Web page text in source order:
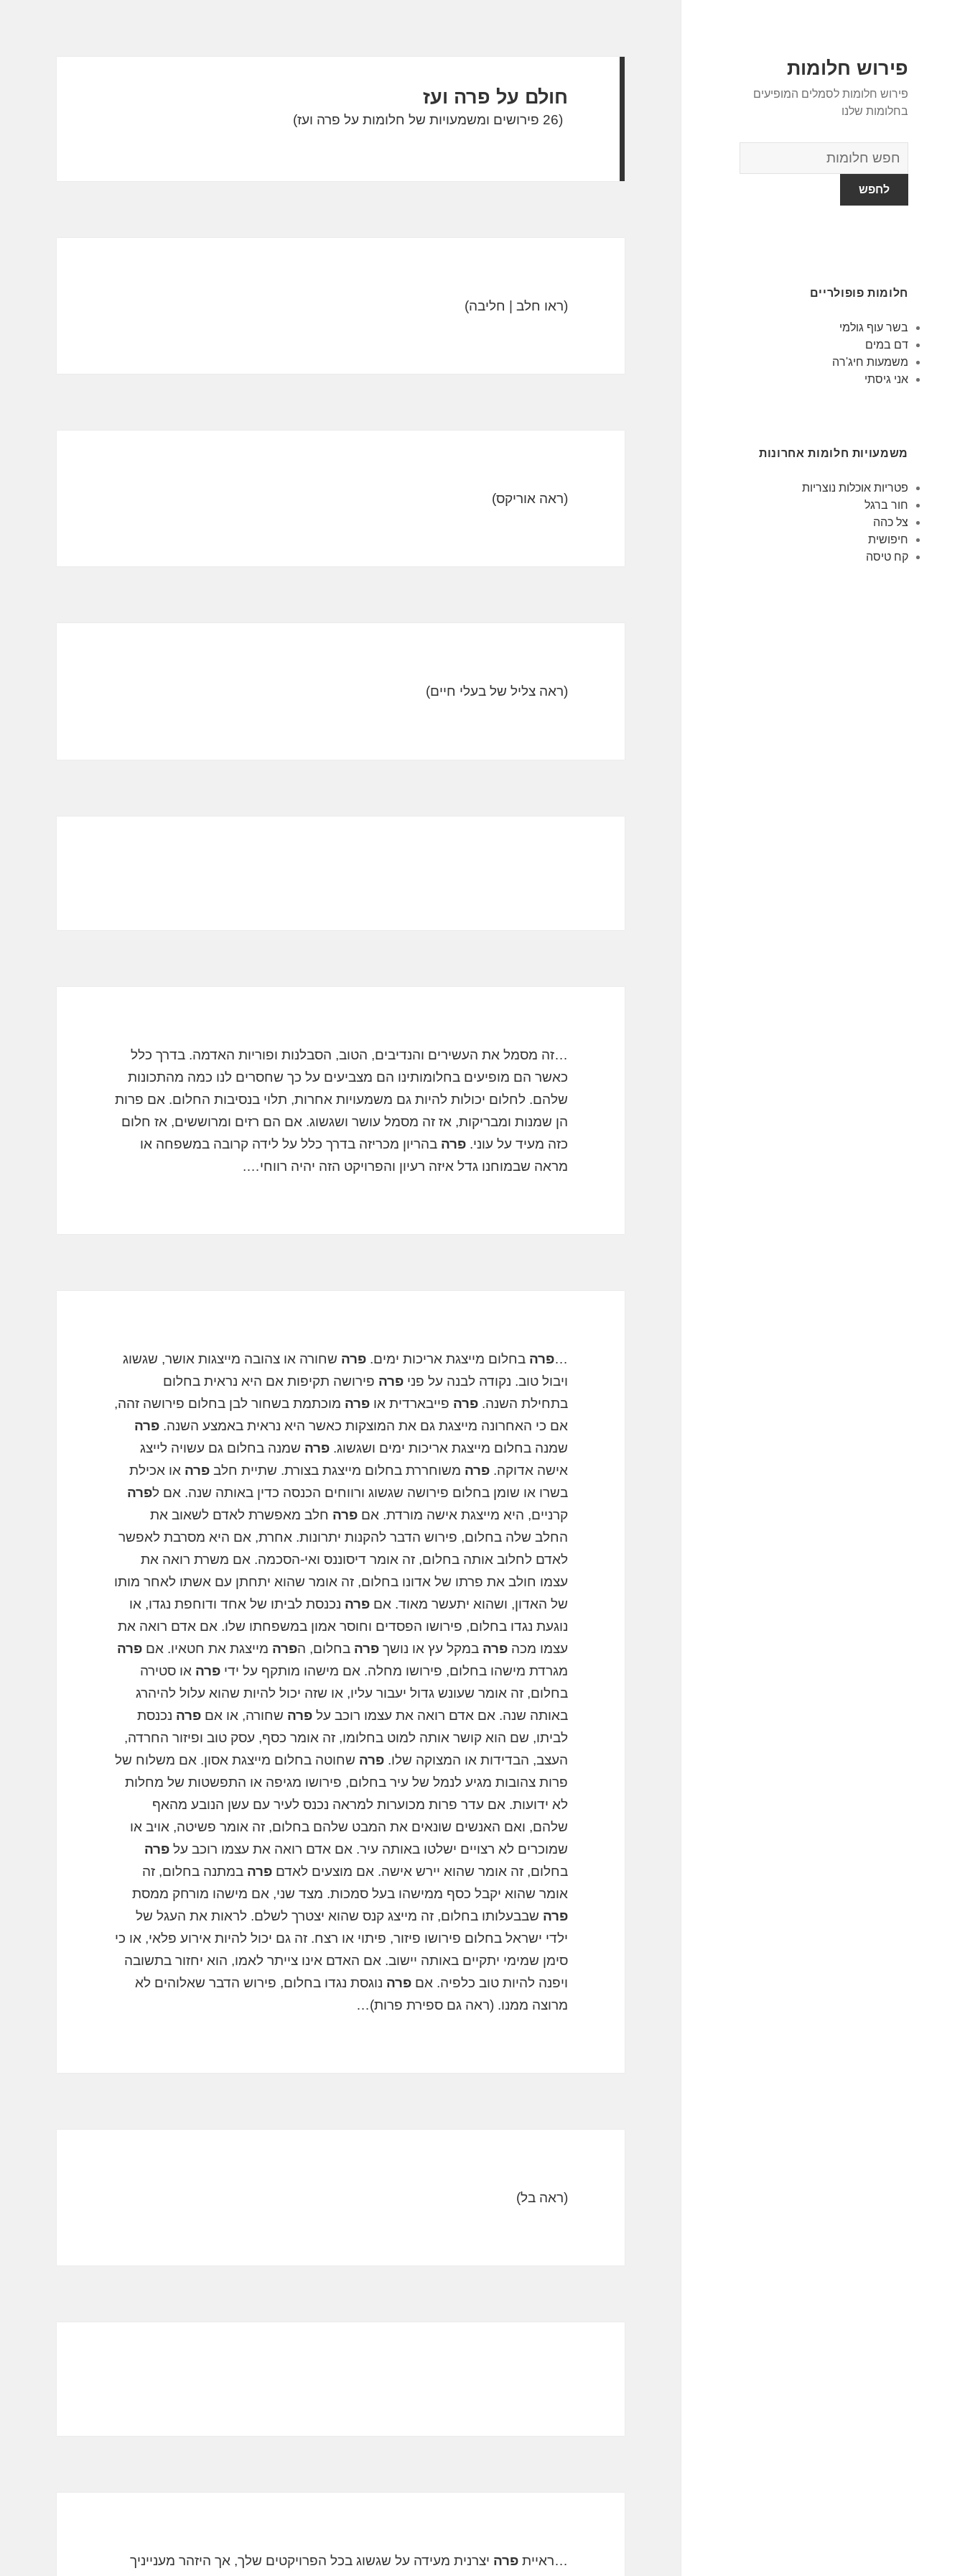
פירוש חלומות
פירוש חלומות לסמלים המופיעים
בחלומות שלנו
מילון
החלומות
חלומות פופולריים
בשר עוף גולמי
דם במים
משמעות חיג'רה
אני גיסתי
משמעויות חלומות אחרונות
פטריות אוכלות נוצריות
חור ברגל
צל כהה
חיפושית
קח טיסה
חולם על פרה ועז
(26 פירושים ומשמעויות של חלומות על פרה ועז)
(ראו חלב | חליבה)
(ראה אוריקס)
(ראה צליל של בעלי חיים)
…זה מסמל את העשירים והנדיבים, הטוב, הסבלנות ופוריות האדמה. בדרך כלל
כאשר הם מופיעים בחלומותינו הם מצביעים על כך שחסרים לנו כמה מהתכונות
שלהם. לחלום יכולות להיות גם משמעויות אחרות, תלוי בנסיבות החלום. אם פרות
הן שמנות ומבריקות, אז זה מסמל עושר ושגשוג. אם הם רזים ומרוששים, אז חלום
כזה מעיד על עוני.פרה בהריון מכריזה בדרך כלל על לידה קרובה במשפחה או
מראה שבמוחנו גדל איזה רעיון והפרויקט הזה יהיה רווחי….
…פרה בחלום מייצגת אריכות ימים.פרה שחורה או צהובה מייצגות אושר, שגשוג
ויבול טוב. נקודה לבנה על פניפרה פירושה תקיפות אם היא נראית בחלום
בתחילת השנה.פרה פייבארדית אופרה מוכתמת בשחור לבן בחלום פירושה זהה,
אם כי האחרונה מייצגת גם את המוצקות כאשר היא נראית באמצע השנה.פרה
שמנה בחלום מייצגת אריכות ימים ושגשוג.פרה שמנה בחלום גם עשויה לייצג
אישה אדוקה.פרה משוחררת בחלום מייצגת בצורת. שתיית חלבפרה או אכילת
בשרו או שומן בחלום פירושה שגשוג ורווחים הכנסה כדין באותה שנה. אם לפרה
קרניים, היא מייצגת אישה מורדת. אםפרה חלב מאפשרת לאדם לשאוב את
החלב שלה בחלום, פירוש הדבר להקנות יתרונות. אחרת, אם היא מסרבת לאפשר
לאדם לחלוב אותה בחלום, זה אומר דיסוננס ואי-הסכמה. אם משרת רואה את
עצמו חולב את פרתו של אדונו בחלום, זה אומר שהוא יתחתן עם אשתו לאחר מותו
של האדון, ושהוא יתעשר מאוד. אםפרה נכנסת לביתו של אחד ודוחפת נגדו, או
נוגעת נגדו בחלום, פירושו הפסדים וחוסר אמון במשפחתו שלו. אם אדם רואה את
עצמו מכהפרה במקל עץ או נושךפרה בחלום, הפרה מייצגת את חטאיו. אםפרה
מגרדת מישהו בחלום, פירושו מחלה. אם מישהו מותקף על ידיפרה או סטירה
בחלום, זה אומר שעונש גדול יעבור עליו, או שזה יכול להיות שהוא עלול להיהרג
באותה שנה. אם אדם רואה את עצמו רוכב עלפרה שחורה, או אםפרה נכנסת
לביתו, שם הוא קושר אותה למוט בחלומו, זה אומר כסף, עסק טוב ופיזור החרדה,
העצב, הבדידות או המצוקה שלו.פרה שחוטה בחלום מייצגת אסון. אם משלוח של
פרות צהובות מגיע לנמל של עיר בחלום, פירושו מגיפה או התפשטות של מחלות
לא ידועות. אם עדר פרות מכוערות למראה נכנס לעיר עם עשן הנובע מהאף
שלהם, ואם האנשים שונאים את המבט שלהם בחלום, זה אומר פשיטה, אויב או
שמוכרים לא רצויים ישלטו באותה עיר. אם אדם רואה את עצמו רוכב עלפרה
בחלום, זה אומר שהוא יירש אישה. אם מוצעים לאדםפרה במתנה בחלום, זה
אומר שהוא יקבל כסף ממישהו בעל סמכות. מצד שני, אם מישהו מורחק ממסת
פרה שבבעלותו בחלום, זה מייצג קנס שהוא יצטרך לשלם. לראות את העגל של
ילדי ישראל בחלום פירושו פיזור, פיתוי או רצח. זה גם יכול להיות אירוע פלאי, או כי
סימן שמימי יתקיים באותה יישוב. אם האדם אינו צייתר לאמו, הוא יחזור בתשובה
ויפנה להיות טוב כלפיה. אםפרה נוגסת נגדו בחלום, פירוש הדבר שאלוהים לא
מרוצה ממנו. (ראה גם ספירת פרות)…
(ראה בל)
…ראייתפרה יצרנית מעידה על שגשוג בכל הפרויקטים שלך, אך היזהר מענייניך